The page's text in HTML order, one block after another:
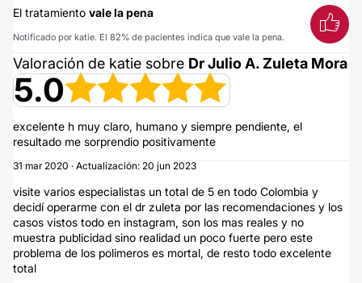
El tratamiento vale la pena
Notificado por katie. El 82% de pacientes indica que vale la pena.
Valoración de katie sobre Dr Julio A. Zuleta Mora
5.0
excelente h muy claro, humano y siempre pendiente, el
resultado me sorprendio positivamente
31 mar 2020 · Actualización: 20 jun 2023
visite varios especialistas un total de 5 en todo Colombia y
decidí operarme con el dr zuleta por las recomendaciones y los
casos vistos todo en instagram, son los mas reales y no
muestra publicidad sino realidad un poco fuerte pero este
problema de los polimeros es mortal, de resto todo excelente
total